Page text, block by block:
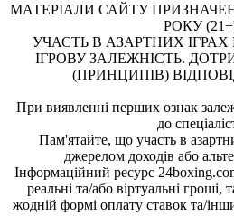
МАТЕРІАЛИ САЙТУ
РОКУ
УЧАСТЬ В АЗАРТНИХ
ІГРОВУ ЗАЛЕЖНІСТЬ.
(ПРИНЦИПІВ)
При виявленні перших ознак
до
Пам'ятайте, що участь в
джерелом доходів або
Інформаційний ресурс
реальні та/або віртуальні
жодній формі оплату ставок та/